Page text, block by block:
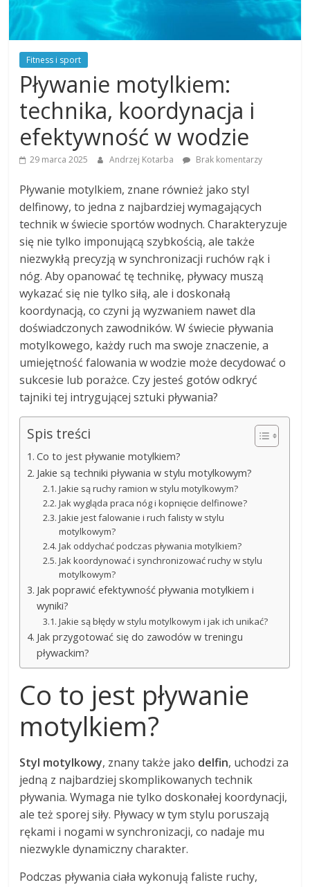
Fitness i sport
Pływanie motylkiem:
technika, koordynacja i
efektywność w wodzie
29 marca 2025 Andrzej Kotarba Brak komentarzy
Pływanie motylkiem, znane również jako styl
delfinowy, to jedna z najbardziej wymagających
technik w świecie sportów wodnych. Charakteryzuje
się nie tylko imponującą szybkością, ale także
niezwykłą precyzją w synchronizacji ruchów rąk i
nóg. Aby opanować tę technikę, pływacy muszą
wykazać się nie tylko siłą, ale i doskonałą
koordynacją, co czyni ją wyzwaniem nawet dla
doświadczonych zawodników. W świecie pływania
motylkowego, każdy ruch ma swoje znaczenie, a
umiejętność falowania w wodzie może decydować o
sukcesie lub porażce. Czy jesteś gotów odkryć
tajniki tej intrygującej sztuki pływania?
Spis treści
Co to jest pływanie motylkiem?
Jakie są techniki pływania w stylu motylkowym?
Jakie są ruchy ramion w stylu motylkowym?
Jak wygląda praca nóg i kopnięcie delfinowe?
Jakie jest falowanie i ruch falisty w stylu
motylkowym?
Jak oddychać podczas pływania motylkiem?
Jak koordynować i synchronizować ruchy w stylu
motylkowym?
Jak poprawić efektywność pływania motylkiem i
wyniki?
Jakie są błędy w stylu motylkowym i jak ich unikać?
Jak przygotować się do zawodów w treningu
pływackim?
Co to jest pływanie
motylkiem?
Styl motylkowy, znany także jako delfin, uchodzi za
jedną z najbardziej skomplikowanych technik
pływania. Wymaga nie tylko doskonałej koordynacji,
ale też sporej siły. Pływacy w tym stylu poruszają
rękami i nogami w synchronizacji, co nadaje mu
niezwykle dynamiczny charakter.
Podczas pływania ciała wykonują faliste ruchy,